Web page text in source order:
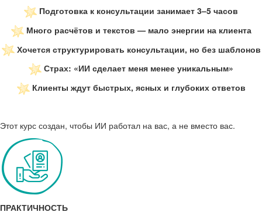
Подготовка к консультации занимает 3–5 часов
Много расчётов и текстов — мало энергии на клиента
Хочется структурировать консультации, но без шаблонов
Страх: «ИИ сделает меня менее уникальным»
Клиенты ждут быстрых, ясных и глубоких ответов
Этот курс создан, чтобы ИИ работал на вас, а не вместо вас.
ПРАКТИЧНОСТЬ